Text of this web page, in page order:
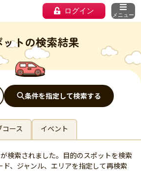
ログイン メニュー
トの検索結果
条件を指定して検索する
コース イベント
検索されました。目的のスポットを検索
ド、ジャンル、エリアを指定して再検索